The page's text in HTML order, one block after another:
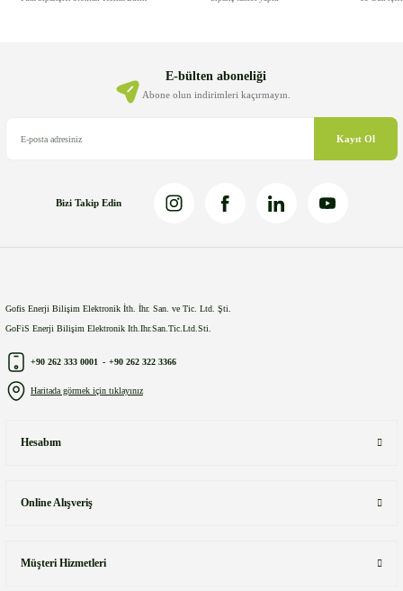
E-bülten aboneliği
Abone olun indirimleri kaçırmayın.
Kayıt Ol
Bizi Takip Edin
Gofis Enerji Bilişim Elektronik İth. İhr. San. ve Tic. Ltd. Şti.
GoFiS Enerji Bilişim Elektronik Ith.Ihr.San.Tic.Ltd.Sti.
+90 262 333 0001 - +90 262 322 3366
Haritada görmek için tıklayınız
Hesabım
Online Alışveriş
Müşteri Hizmetleri